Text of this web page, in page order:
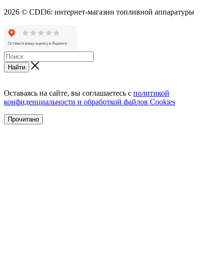
2026 © CDI36: интернет-магазин топливной аппаратуры
Найти
Оставаясь на сайте, вы соглашаетесь с политикой
конфиденциальности и обработкой файлов Cookies
Прочитано